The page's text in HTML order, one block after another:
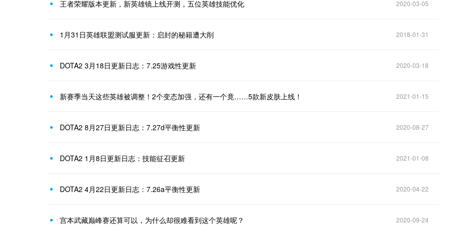
王者荣耀版本更新，新英雄镜上线开测，五位英雄技能优化 2020-03-05
1月31日英雄联盟测试服更新：启封的秘籍遭大削 2018-01-31
DOTA2 3月18日更新日志：7.25游戏性更新 2020-03-18
新赛季当天这些英雄被调整！2个变态加强，还有一个竟……5款新皮肤上线！ 2021-01-15
DOTA2 8月27日更新日志：7.27d平衡性更新 2020-08-27
DOTA2 1月8日更新日志：技能征召更新 2021-01-08
DOTA2 4月22日更新日志：7.26a平衡性更新 2020-04-22
宫本武藏巅峰赛还算可以，为什么却很难看到这个英雄呢？ 2020-09-24